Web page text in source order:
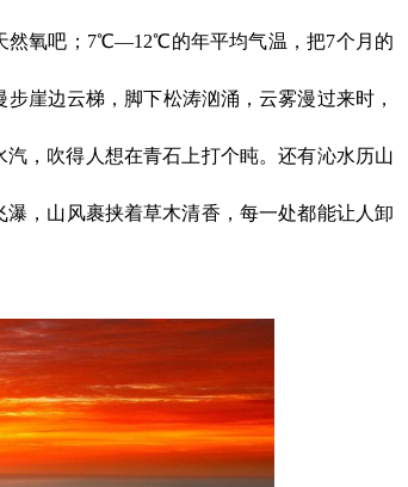
然氧吧；7℃—12℃的年平均气温，把7个月的
崖边云梯，脚下松涛汹涌，云雾漫过来时，
，吹得人想在青石上打个盹。还有沁水历山
，山风裹挟着草木清香，每一处都能让人卸